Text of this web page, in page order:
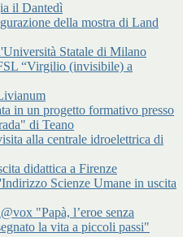
il Dantedì
della mostra di Land
Statale di Milano
“Virgilio (invisibile) a
in un progetto formativo presso
di Teano
alla centrale idroelettrica di
didattica a Firenze
Scienze Umane in uscita
"Papà, l’eroe senza
la vita a piccoli passi"